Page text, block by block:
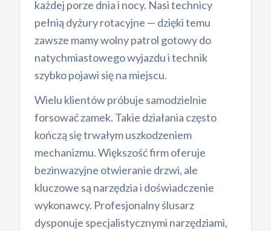
każdej porze dnia i nocy. Nasi technicy
pełnią dyżury rotacyjne — dzięki temu
zawsze mamy wolny patrol gotowy do
natychmiastowego wyjazdu i technik
szybko pojawi się na miejscu.
Wielu klientów próbuje samodzielnie
forsować zamek. Takie działania często
kończą się trwałym uszkodzeniem
mechanizmu. Większość firm oferuje
bezinwazyjne otwieranie drzwi, ale
kluczowe są narzędzia i doświadczenie
wykonawcy. Profesjonalny ślusarz
dysponuje specjalistycznymi narzędziami,